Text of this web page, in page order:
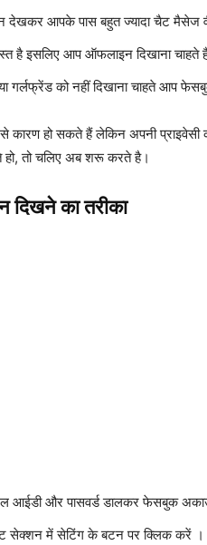
आपके पास बहुत ज्यादा चैट मैसेज
है इसलिए आप ऑफलाइन दिखाना चाहते हैं
गर्लफ्रेंड को नहीं दिखाना चाहते आप
से कारण हो सकते हैं लेकिन अपनी
तो चलिए अब शरू करते है।
का तरीका
आईडी और पासवर्ड डालकर फेसबुक
सेक्शन में सेटिंग के बटन पर क्लिक करें ।